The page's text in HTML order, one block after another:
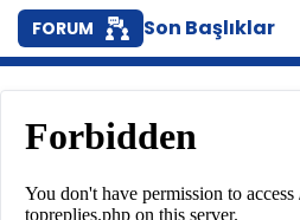
FORUM Son Başlıklar